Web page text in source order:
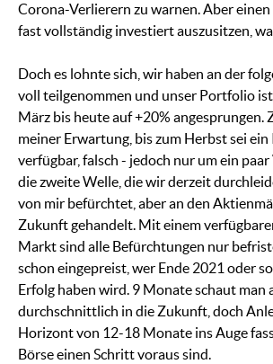
Corona-Verlierern zu warnen. Aber
fast vollständig investiert auszusitzen,
Doch es lohnte sich, wir haben an der
voll teilgenommen und unser Portfolio
März bis heute auf +20% angesprungen.
meiner Erwartung, bis zum Herbst sei
verfügbar, falsch - jedoch nur um ein
die zweite Welle, die wir derzeit
von mir befürchtet, aber an den
Zukunft gehandelt. Mit einem
Markt sind alle Befürchtungen nur
schon eingepreist, wer Ende 2021 oder
Erfolg haben wird. 9 Monate schaut man
durchschnittlich in die Zukunft, doch
Horizont von 12-18 Monate ins Auge
Börse einen Schritt voraus sind.